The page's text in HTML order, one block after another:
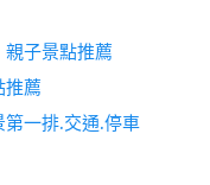
親子景點推薦
推薦
第一排.交通.停車